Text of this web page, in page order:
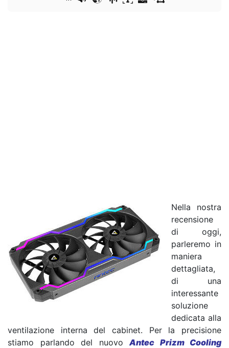
Nella nostra
recensione
di oggi,
parleremo in
maniera
dettagliata,
di una
interessante
soluzione
dedicata alla
ventilazione interna del cabinet. Per la precisione
stiamo parlando del nuovo Antec Prizm Cooling